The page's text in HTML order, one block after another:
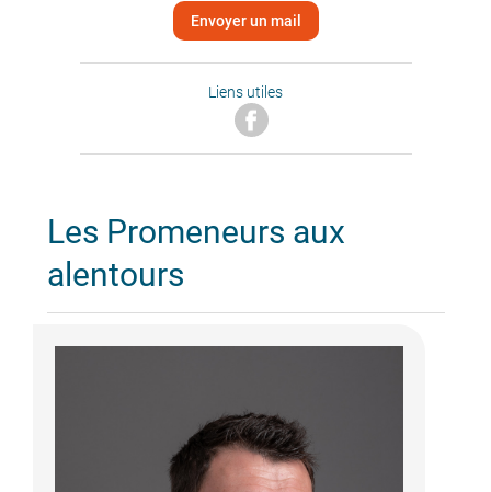
Envoyer un mail
Liens utiles
Les Promeneurs aux
alentours